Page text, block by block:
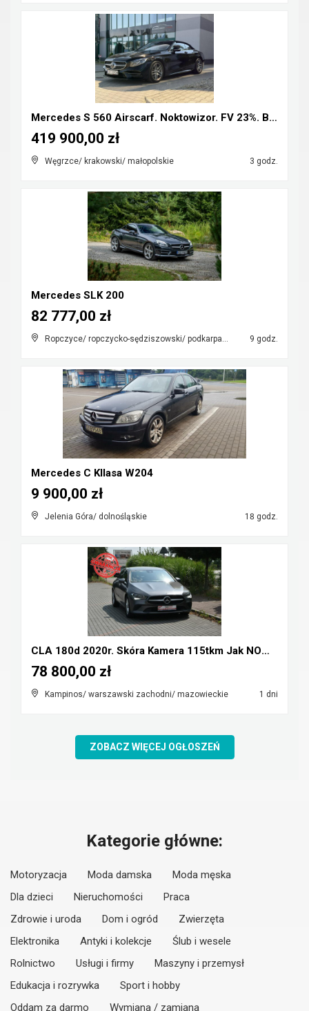
Mercedes S 560 Airscarf. Noktowizor. FV 23%. Bezwy...
Węgrzce/ krakowski/ małopolskie 3 godz.
419 900,00 zł
Mercedes SLK 200
Ropczyce/ ropczycko-sędziszowski/ podkarpackie 9 godz.
82 777,00 zł
Mercedes C Kllasa W204
Jelenia Góra/ dolnośląskie 18 godz.
9 900,00 zł
CLA 180d 2020r. Skóra Kamera 115tkm Jak NOWY Polec...
Kampinos/ warszawski zachodni/ mazowieckie 1 dni
78 800,00 zł
ZOBACZ WIĘCEJ OGŁOSZEŃ
Kategorie główne:
Motoryzacja Moda damska
Moda męska
Dla dzieci
Nieruchomości
Praca
Zdrowie i uroda
Dom i ogród
Zwierzęta
Elektronika
Antyki i kolekcje
Ślub i wesele
Rolnictwo
Usługi i firmy
Maszyny i przemysł
Edukacja i rozrywka
Sport i hobby
Oddam za darmo
Wymiana / zamiana